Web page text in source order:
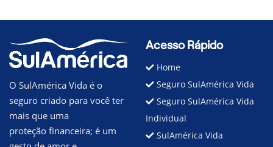
O SulAmérica Vida é o
seguro criado para você ter
mais que uma
proteção financeira; é um
Acesso Rápido
Home
Seguro SulAmérica Vida
Seguro SulAmérica Vida
Individual
SulAmérica Vida